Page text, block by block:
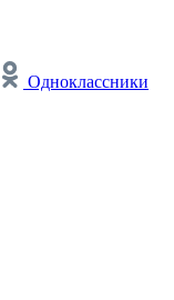
Одноклассники